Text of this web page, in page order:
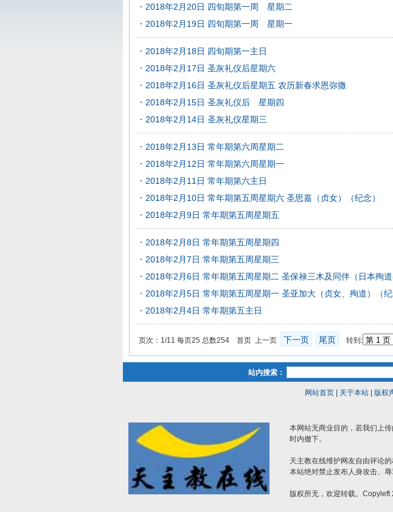
2018年2月20日 四旬期第一周 星期二
2018年2月19日 四旬期第一周 星期一
2018年2月18日 四旬期第一主日
2018年2月17日 圣灰礼仪后星期六
2018年2月16日 圣灰礼仪后星期五 农历新春求恩弥撒
2018年2月15日 圣灰礼仪后 星期四
2018年2月14日 圣灰礼仪星期三
2018年2月13日 常年期第六周星期二
2018年2月12日 常年期第六周星期一
2018年2月11日 常年期第六主日
2018年2月10日 常年期第五周星期六 圣思嘉（贞女）（纪念）
2018年2月9日 常年期第五周星期五
2018年2月8日 常年期第五周星期四
2018年2月7日 常年期第五周星期三
2018年2月6日 常年期第五周星期二 圣保禄三木及同伴（日本殉道
2018年2月5日 常年期第五周星期一 圣亚加大（贞女、殉道）（纪
2018年2月4日 常年期第五主日
页次：1/11 每页25 总数254 首页 上一页 下一页 尾页 转到:
站内搜索：
网站首页| 关于本站| 版权
本网站无商业目的，若我们上
时内撤下。
天主教在线维护网友自由评论
本站绝对禁止发布人身攻击、辱
版权所无，欢迎转载。